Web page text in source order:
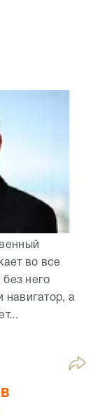
во все
него
навигатор, а